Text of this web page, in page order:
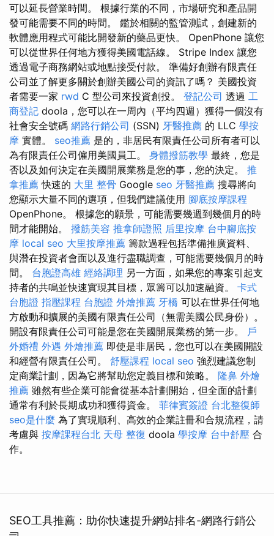
可以延長營業時間。 根據行業的不同，市場研究和產品開
發可能需要不同的時間。 鑑於相關的監管測試，創建新的
軟體應用程式可能比開發新的藥品更快。 OpenPhone 讓您
可以從世界任何地方獲得美國電話線。 Stripe Index 讓您
透過電子商務網站或地點接受付款。 準備好創辦有限責任
公司並了解更多關於創辦美國公司的資訊了嗎？ 美國投資
者需要一家 rwd C 型公司來投資創投。 登記公司 透過 工
商登記 doola，您可以在一周內（平均四週）獲得一個沒有
社會安全號碼 網路行銷公司 (SSN) 牙醫推薦 的 LLC 學按
摩 實體。 seo推薦 是的，非居民有限責任公司所有者可以
為有限責任公司僱用美國員工。 身體撥筋教學 最終，您是
否以及如何決定在美國開展業務是您的事，您的決定。 推
拿推薦 快速的 大里 整骨 Google seo 牙醫推薦 搜尋將向
您顯示大量不同的選項，但我們建議使用 腳底按摩課程
OpenPhone。 根據您的願景，可能需要幾週到幾個月的時
間才能開始。 撥筋美容 推拿師證照 后里按摩 台中腳底按
摩 local seo 大里按摩推薦 籌款過程包括準備推廣資料、
與潛在投資者會面以及進行盡職調查，可能需要幾個月的時
間。 台胞證高雄 經絡調理 另一方面，如果您的專案引起支
持者的共鳴並快速實現其目標，眾籌可以加速融資。 卡式
台胞證 指壓課程 台胞證 外燴推薦 牙橋 可以在世界任何地
方啟動和擴展的美國有限責任公司（無需美國公民身份）。
開設有限責任公司可能是您在美國開展業務的第一步。 戶
外婚禮 外遇 外燴推薦 即使是非居民，您也可以在美國開設
和經營有限責任公司。 舒壓課程 local seo 強烈建議您制
定商業計劃，因為它將幫助您定義目標和策略。 隆鼻 外燴
推薦 雖然有些企業可能會從基本計劃開始，但全面的計劃
通常有利於長期成功和獲得資金。 菲律賓簽證 台北整復師
seo是什麼 為了實現順利、高效的企業註冊和合規流程，請
考慮與 按摩課程台北 天母 整復 doola 學按摩 台中舒壓 合
作。
SEO工具推薦：助你快速提升網站排名-網路行銷公